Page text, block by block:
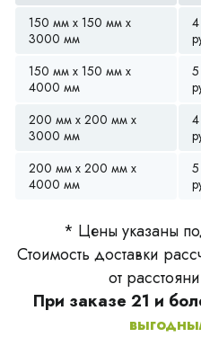
150 мм x 150 мм x
3000 мм
150 мм x 150 мм x
4000 мм
200 мм x 200 мм x
3000 мм
200 мм x 200 мм x
4000 мм
* Цены указаны
Стоимость доставки
от
При заказе 21 и